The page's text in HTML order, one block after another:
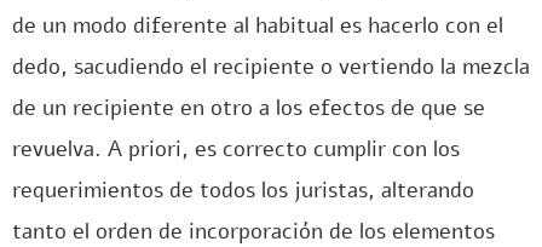
de un modo diferente al habitual es hacerlo con el
dedo, sacudiendo el recipiente o vertiendo la mezcla
de un recipiente en otro a los efectos de que se
revuelva. A priori, es correcto cumplir con los
requerimientos de todos los juristas, alterando
tanto el orden de incorporación de los elementos